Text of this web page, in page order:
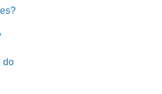
do